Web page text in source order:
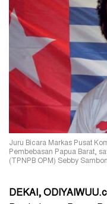
Juru Bicara Markas Pusat
Pembebasan Papua Barat,
(TPNPB OPM) Sebby
DEKAI,